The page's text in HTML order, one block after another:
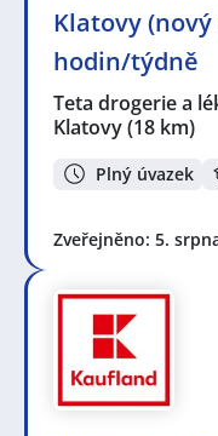
Klatovy
hodin/týdně
Teta drogerie a
Klatovy(18 km)
Plný úvazek
Zveřejněno: 5.